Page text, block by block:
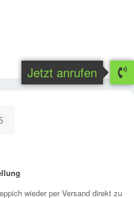
wieder per Versand direkt zu
Jetzt anrufen